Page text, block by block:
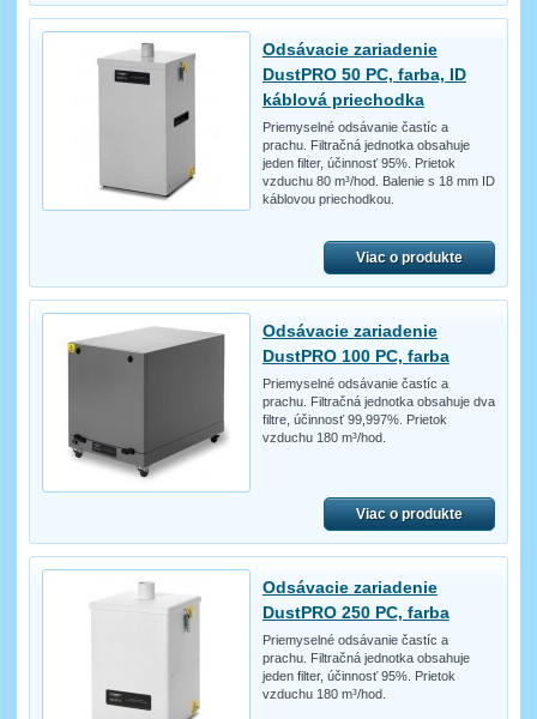
Odsávacie zariadenie
DustPRO 50 PC, farba, ID
káblová priechodka
Priemyselné odsávanie častíc a
prachu. Filtračná jednotka obsahuje
jeden filter, účinnosť 95%. Prietok
vzduchu 80 m³/hod. Balenie s 18 mm ID
káblovou priechodkou.
Viac o produkte
Odsávacie zariadenie
DustPRO 100 PC, farba
Priemyselné odsávanie častíc a
prachu. Filtračná jednotka obsahuje dva
filtre, účinnosť 99,997%. Prietok
vzduchu 180 m³/hod.
Viac o produkte
Odsávacie zariadenie
DustPRO 250 PC, farba
Priemyselné odsávanie častíc a
prachu. Filtračná jednotka obsahuje
jeden filter, účinnosť 95%. Prietok
vzduchu 180 m³/hod.